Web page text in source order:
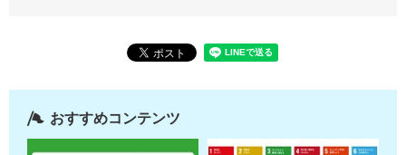
おすすめコンテンツ